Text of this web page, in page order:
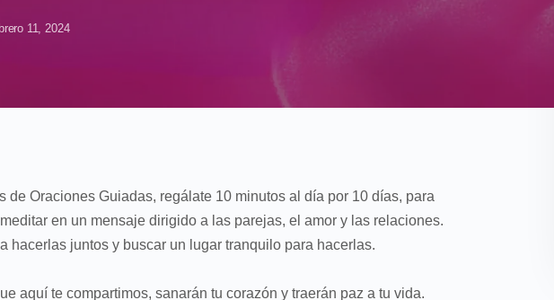
11, 2024
de Oraciones Guiadas, regálate 10 minutos al día por 10 días, para
en un mensaje dirigido a las parejas, el amor y las relaciones.
hacerlas juntos y buscar un lugar tranquilo para hacerlas.
aquí te compartimos, sanarán tu corazón y traerán paz a tu vida.